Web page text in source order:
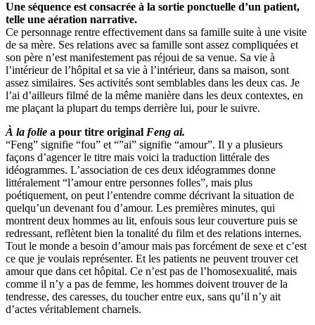
Une séquence est consacrée à la sortie ponctuelle d’un patient,
telle une aération narrative.
Ce personnage rentre effectivement dans sa famille suite à une visite
de sa mère. Ses relations avec sa famille sont assez compliquées et
son père n’est manifestement pas réjoui de sa venue. Sa vie à
l’intérieur de l’hôpital et sa vie à l’intérieur, dans sa maison, sont
assez similaires. Ses activités sont semblables dans les deux cas. Je
l’ai d’ailleurs filmé de la même manière dans les deux contextes, en
me plaçant la plupart du temps derrière lui, pour le suivre.
À la folie a pour titre original Feng ai.
“Feng” signifie “fou” et “”ai” signifie “amour”. Il y a plusieurs
façons d’agencer le titre mais voici la traduction littérale des
idéogrammes. L’association de ces deux idéogrammes donne
littéralement “l’amour entre personnes folles”, mais plus
poétiquement, on peut l’entendre comme décrivant la situation de
quelqu’un devenant fou d’amour. Les premières minutes, qui
montrent deux hommes au lit, enfouis sous leur couverture puis se
redressant, reflètent bien la tonalité du film et des relations internes.
Tout le monde a besoin d’amour mais pas forcément de sexe et c’est
ce que je voulais représenter. Et les patients ne peuvent trouver cet
amour que dans cet hôpital. Ce n’est pas de l’homosexualité, mais
comme il n’y a pas de femme, les hommes doivent trouver de la
tendresse, des caresses, du toucher entre eux, sans qu’il n’y ait
d’actes véritablement charnels.